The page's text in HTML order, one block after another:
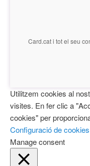
Card.cati tot el seu
Utilitzem cookies al
visites. En fer clic a
cookies" per
Configuració de cookies
Manage consent